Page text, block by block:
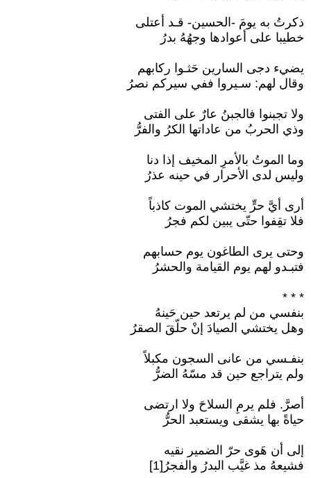
ذكرتُ به يومَ -الحسين- قـد أعتلى
خطيبا على أعوادها وجهُهُ بدرُ
يضيء دجى السارين حَثـوا ركابهم
وقال لهم: سـيروا ففي سيركم نصرُ
ولا تجبنوا فالجبنُ عارٌ على الفتى
وذي الحربُ من عاداتها الكرُ والفرُّ
وما الموتُ بالأمرِ المخيف إذا دنا
وليس لدى الأحرار في حينه عذرُ
أرى أيَّ حرٍّ يختشي الموت كاذباً
فلا تقِفوا حتّى يبين لكم فجرُ
وحتى يرى الطاغون يوم حسابهم
فتبـدو لهم يوم القيامة والحشرُ
* * *
بنفسي من لم يرتعد حين حَينهُ
وهل يختشي الصيادَ إنْ حلّقَ الصقرُ
بنفـسي من عانى السجون مكبلاً
ولم يتراجع حين قد مسّهُ الضرُّ
أصرَّ. فلم يرمِ السلاحَ ولا ارتضى
حياةً بها يشقى ويستعبد الحرُّ
إلى أن هَوى حرّ الضمير نقيه
فشيعهُ مذ غيَّب البدرُ والفجرُ[1]